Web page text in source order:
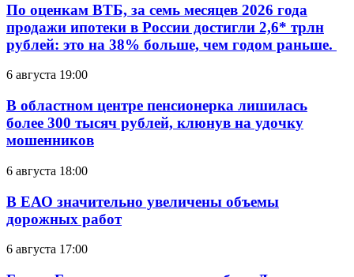
По оценкам ВТБ, за семь месяцев 2026 года
продажи ипотеки в России достигли 2,6* трлн
рублей: это на 38% больше, чем годом раньше.
6 августа 19:00
В областном центре пенсионерка лишилась
более 300 тысяч рублей, клюнув на удочку
мошенников
6 августа 18:00
В ЕАО значительно увеличены объемы
дорожных работ
6 августа 17:00